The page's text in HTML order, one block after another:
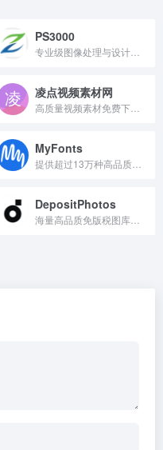
PS3000
凌点视频素材网
MyFonts
DepositPhotos